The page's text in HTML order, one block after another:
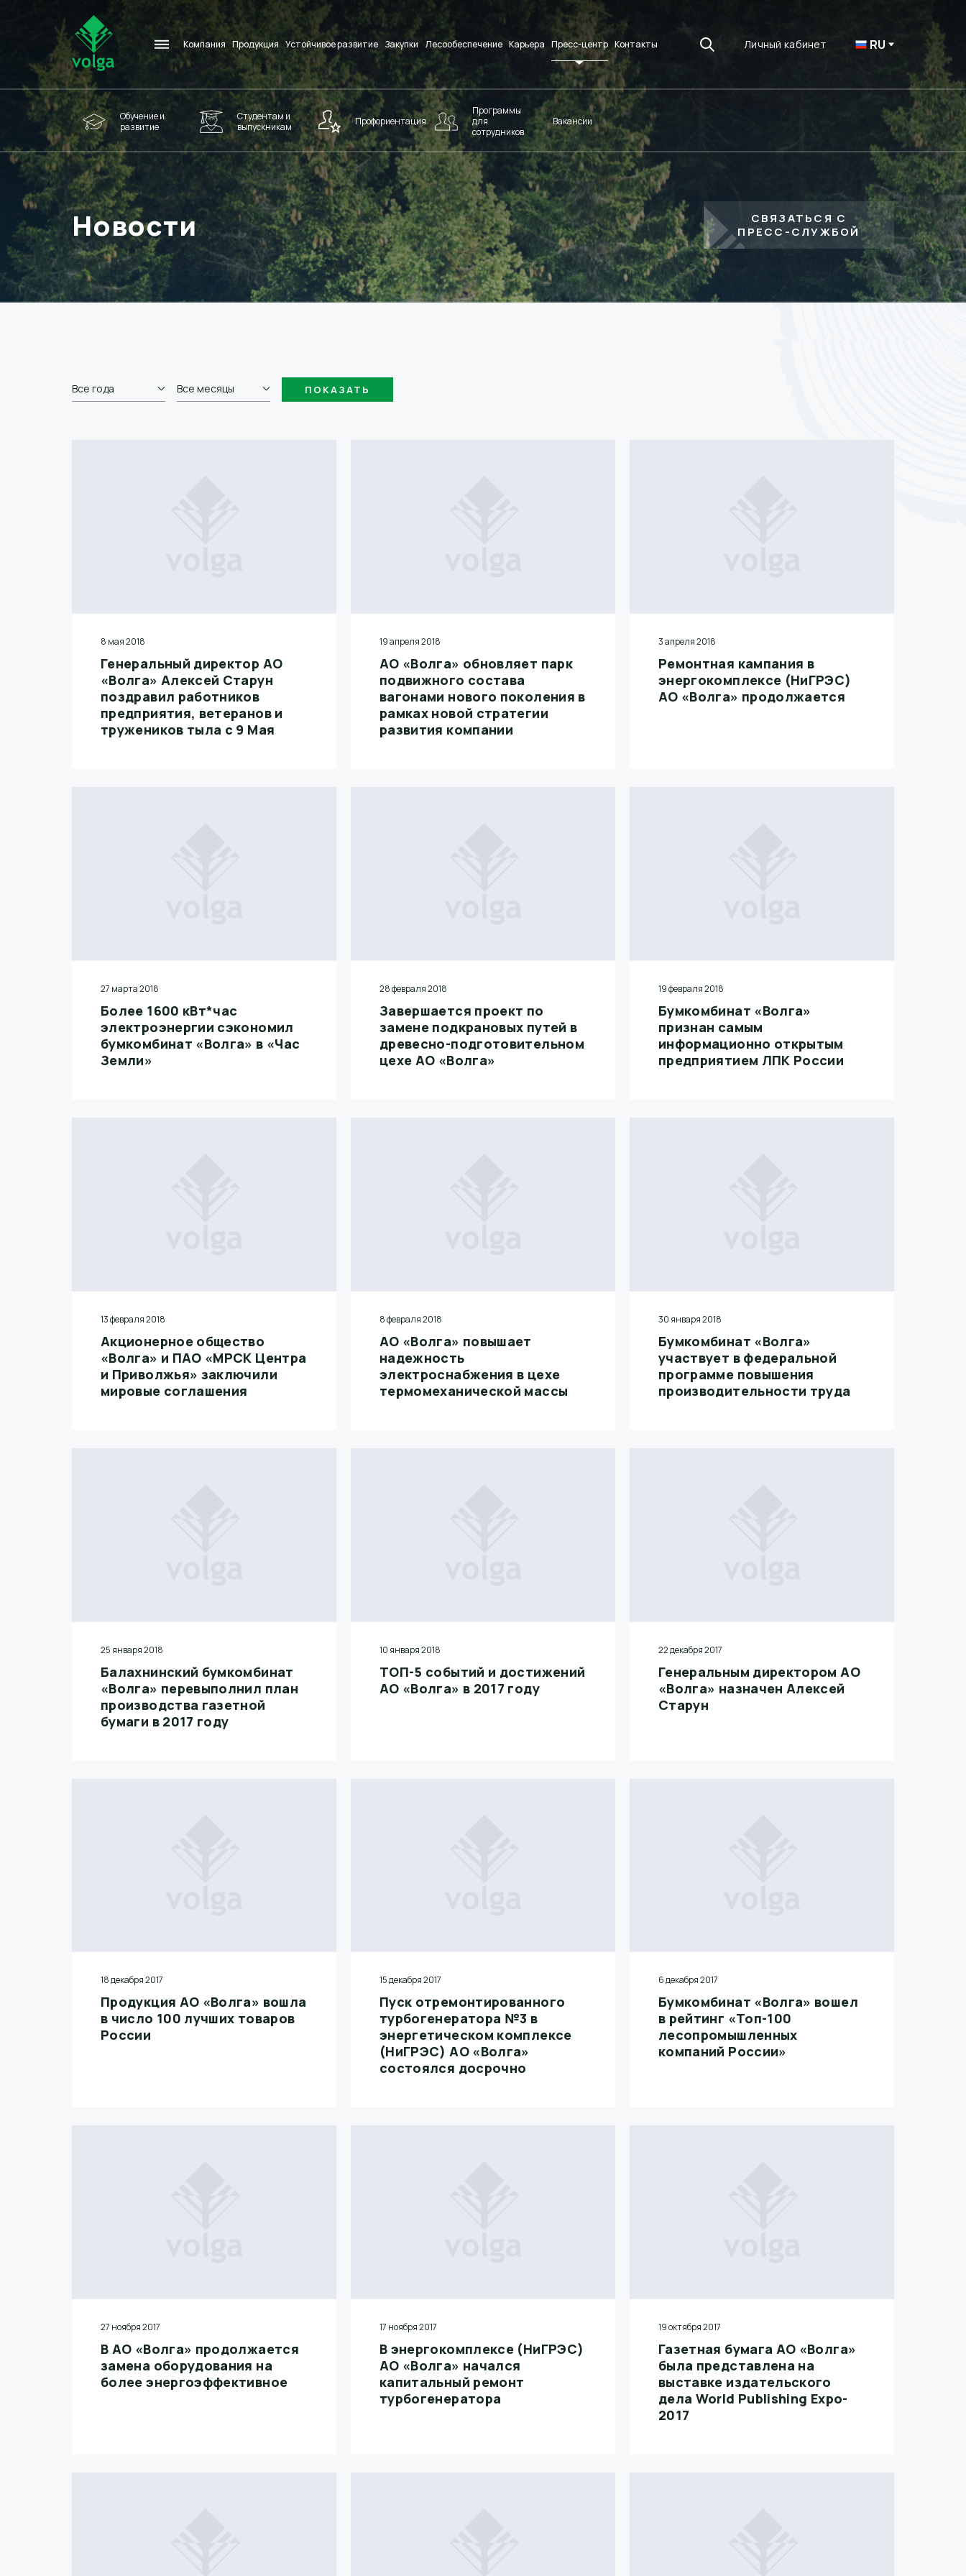
Компания Продукция Устойчивое развитие Закупки Лесообеспечение Карьера Пресс-центр Контакты Личный кабинет RU
Обучение и
развитие
Студентам и
выпускникам
Профориентация
Программы
для
сотрудников
Вакансии
Новости
СВЯЗАТЬСЯ С
ПРЕСС-СЛУЖБОЙ
Все года Все месяцы
8 мая 2018
Генеральный директор АО
«Волга» Алексей Старун
поздравил работников
предприятия, ветеранов и
тружеников тыла с 9 Мая
19 апреля 2018
АО «Волга» обновляет парк
подвижного состава
вагонами нового поколения в
рамках новой стратегии
развития компании
3 апреля 2018
Ремонтная кампания в
энергокомплексе (НиГРЭС)
АО «Волга» продолжается
27 марта 2018
Более 1600 кВт*час
электроэнергии сэкономил
бумкомбинат «Волга» в «Час
Земли»
28 февраля 2018
Завершается проект по
замене подкрановых путей в
древесно-подготовительном
цехе АО «Волга»
19 февраля 2018
Бумкомбинат «Волга»
признан самым
информационно открытым
предприятием ЛПК России
13 февраля 2018
Акционерное общество
«Волга» и ПАО «МРСК Центра
и Приволжья» заключили
мировые соглашения
8 февраля 2018
АО «Волга» повышает
надежность
электроснабжения в цехе
термомеханической массы
30 января 2018
Бумкомбинат «Волга»
участвует в федеральной
программе повышения
производительности труда
25 января 2018
Балахнинский бумкомбинат
«Волга» перевыполнил план
производства газетной
бумаги в 2017 году
10 января 2018
ТОП-5 событий и достижений
АО «Волга» в 2017 году
22 декабря 2017
Генеральным директором АО
«Волга» назначен Алексей
Старун
18 декабря 2017
Продукция АО «Волга» вошла
в число 100 лучших товаров
России
15 декабря 2017
Пуск отремонтированного
турбогенератора №3 в
энергетическом комплексе
(НиГРЭС) АО «Волга»
состоялся досрочно
6 декабря 2017
Бумкомбинат «Волга» вошел
в рейтинг «Топ-100
лесопромышленных
компаний России»
27 ноября 2017
В АО «Волга» продолжается
замена оборудования на
более энергоэффективное
17 ноября 2017
В энергокомплексе (НиГРЭС)
АО «Волга» начался
капитальный ремонт
турбогенератора
19 октября 2017
Газетная бумага АО «Волга»
была представлена на
выставке издательского
дела World Publishing Expo-
2017